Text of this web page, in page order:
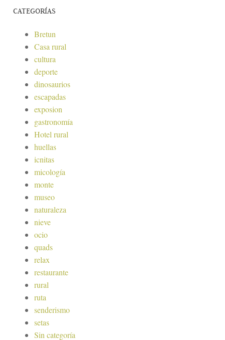
CATEGORÍAS
Bretun
Casa rural
cultura
deporte
dinosaurios
escapadas
exposion
gastronomía
Hotel rural
huellas
icnitas
micología
monte
museo
naturaleza
nieve
ocio
quads
relax
restaurante
rural
ruta
senderismo
setas
Sin categoría